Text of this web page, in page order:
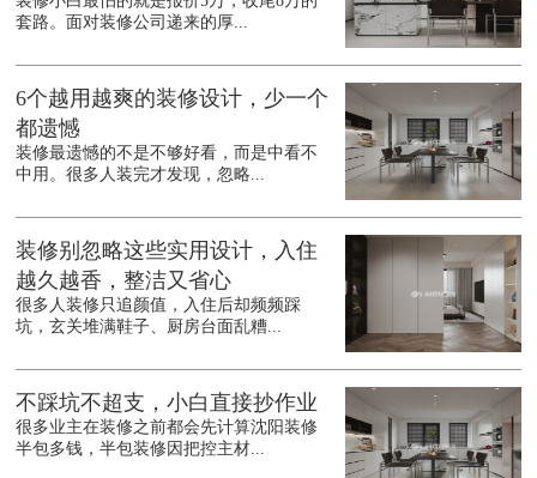
套路。面对装修公司递来的厚...
6个越用越爽的装修设计，少一个
都遗憾
装修最遗憾的不是不够好看，而是中看不
中用。很多人装完才发现，忽略...
装修别忽略这些实用设计，入住
越久越香，整洁又省心
很多人装修只追颜值，入住后却频频踩
坑，玄关堆满鞋子、厨房台面乱糟...
不踩坑不超支，小白直接抄作业
很多业主在装修之前都会先计算沈阳装修
半包多钱，半包装修因把控主材...